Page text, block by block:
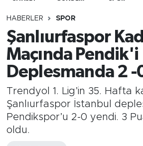
HABERLER SPOR
Şanlıurfaspor
Maçında Pendik'i
Deplesmanda 2 -
Trendyol 1. Lig’in 35. Hafta
Şanlıurfaspor İstanbul
Pendikspor’u 2-0 yendi. 3
oldu.
SPOR
SAĞLIK
TEKNOLOJİ
OTOMOBİL
Trafik Durumu
Tüm Manşetler
Son Dakika Haberleri
Haber Arşivi